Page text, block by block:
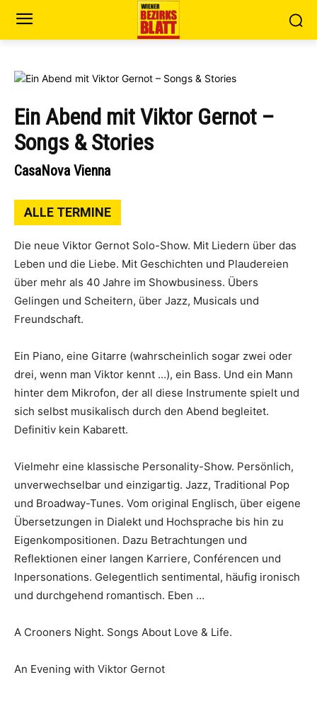
Ein Abend mit Viktor Gernot –
Songs & Stories
CasaNova Vienna
ALLE TERMINE
Die neue Viktor Gernot Solo-Show. Mit Liedern über das
Leben und die Liebe. Mit Geschichten und Plaudereien
über mehr als 40 Jahre im Showbusiness. Übers
Gelingen und Scheitern, über Jazz, Musicals und
Freundschaft.
Ein Piano, eine Gitarre (wahrscheinlich sogar zwei oder
drei, wenn man Viktor kennt …), ein Bass. Und ein Mann
hinter dem Mikrofon, der all diese Instrumente spielt und
sich selbst musikalisch durch den Abend begleitet.
Definitiv kein Kabarett.
Vielmehr eine klassische Personality-Show. Persönlich,
unverwechselbar und einzigartig. Jazz, Traditional Pop
und Broadway-Tunes. Vom original Englisch, über eigene
Übersetzungen in Dialekt und Hochsprache bis hin zu
Eigenkompositionen. Dazu Betrachtungen und
Reflektionen einer langen Karriere, Conférencen und
Inpersonations. Gelegentlich sentimental, häufig ironisch
und durchgehend romantisch. Eben …
A Crooners Night. Songs About Love & Life.
An Evening with Viktor Gernot